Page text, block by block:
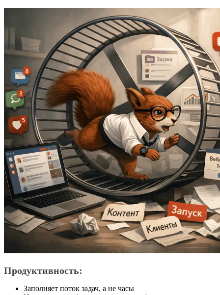
Продуктивность:
Заполняет поток задач, а не часы